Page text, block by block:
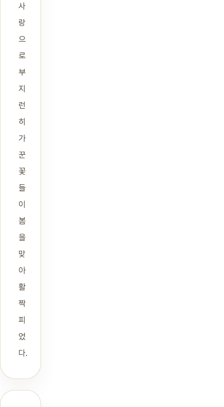
사
랑
으
로
부
지
런
히
가
꾼
꽃
들
이
봄
을
맞
아
활
짝
피
었
다.